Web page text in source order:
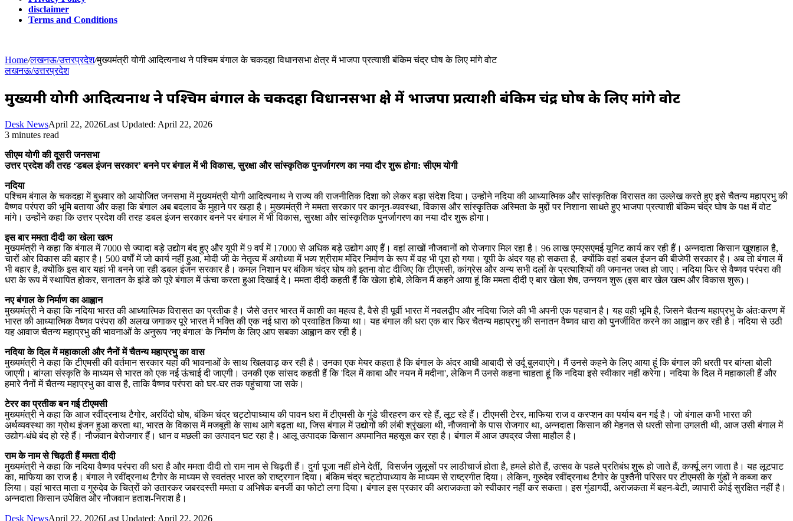
disclaimer
Terms and Conditions
Home/लखनऊ/उत्तरप्रदेश/मुख्यमंत्री योगी आदित्यनाथ ने पश्चिम बंगाल के चकदहा विधानसभा क्षेत्र में भाजपा प्रत्याशी बंकिम चंद्र घोष के लिए मांगे वोट
लखनऊ/उत्तरप्रदेश
मुख्यमंत्री योगी आदित्यनाथ ने पश्चिम बंगाल के चकदहा विधानसभा क्षेत्र में भाजपा प्रत्याशी बंकिम चंद्र घोष के लिए मांगे वोट
Desk NewsApril 22, 2026Last Updated: April 22, 2026
3 minutes read
सीएम योगी की दूसरी जनसभा
उत्तर प्रदेश की तरह ‘डबल इंजन सरकार’ बनने पर बंगाल में भी विकास, सुरक्षा और सांस्कृतिक पुनर्जागरण का नया दौर शुरू होगा: सीएम योगी
नदिया
पश्चिम बंगाल के चकदहा में बुधवार को आयोजित जनसभा में मुख्यमंत्री योगी आदित्यनाथ ने राज्य की राजनीतिक दिशा को लेकर बड़ा संदेश दिया। उन्होंने नदिया की आध्यात्मिक और सांस्कृतिक विरासत का उल्लेख करते हुए इसे चैतन्य महाप्रभु की
वैष्णव परंपरा की भूमि बताया और कहा कि बंगाल अब बदलाव के मुहाने पर खड़ा है। मुख्यमंत्री ने ममता सरकार पर कानून-व्यवस्था, विकास और सांस्कृतिक अस्मिता के मुद्दों पर निशाना साधते हुए भाजपा प्रत्याशी बंकिम चंद्र घोष के पक्ष में वोट
मांगे। उन्होंने कहा कि उत्तर प्रदेश की तरह डबल इंजन सरकार बनने पर बंगाल में भी विकास, सुरक्षा और सांस्कृतिक पुनर्जागरण का नया दौर शुरू होगा।
इस बार ममता दीदी का खेला खत्म
मुख्यमंत्री ने कहा कि बंगाल में 7000 से ज्यादा बड़े उद्योग बंद हुए और यूपी में 9 वर्ष में 17000 से अधिक बड़े उद्योग आए हैं। वहां लाखों नौजवानों को रोजगार मिल रहा है। 96 लाख एमएसएमई यूनिट कार्य कर रही हैं। अन्नदाता किसान खुशहाल है,
चारों ओर विकास की बहार है। 500 वर्षों में जो कार्य नहीं हुआ, मोदी जी के नेतृत्व में अयोध्या में भव्य श्रीराम मंदिर निर्माण के रूप में वह भी पूरा हो गया। यूपी के अंदर यह हो सकता है, क्योंकि वहां डबल इंजन की बीजेपी सरकार है। अब तो बंगाल में
भी बहार है, क्योंकि इस बार यहां भी बनने जा रही डबल इंजन सरकार है। कमल निशान पर बंकिम चंद्र घोष को इतना वोट दीजिए कि टीएमसी, कांग्रेस और अन्य सभी दलों के प्रत्याशियों की जमानत जब्त हो जाए। नदिया फिर से वैष्णव परंपरा की
धरा के रूप में स्थापित होकर, सनातन के झंडे को पूरे बंगाल में ऊंचा करता हुआ दिखाई दे। ममता दीदी कहती हैं कि खेला होबे, लेकिन मैं कहने आया हूं कि ममता दीदी ए बार खेला शेष, उन्नयन शुरू (इस बार खेल खत्म और विकास शुरू)।
नए बंगाल के निर्माण का आह्वान
मुख्यमंत्री ने कहा कि नदिया भारत की आध्यात्मिक विरासत का प्रतीक है। जैसे उत्तर भारत में काशी का महत्व है, वैसे ही पूर्वी भारत में नवलद्वीप और नदिया जिले की भी अपनी एक पहचान है। यह वही भूमि है, जिसने चैतन्य महाप्रभु के अंतःकरण में
भारत की आध्यात्मिक वैष्णव परंपरा की अलख जगाकर पूरे भारत में भक्ति की एक नई धारा को प्रवाहित किया था। यह बंगाल की धरा एक बार फिर चैतन्य महाप्रभु की सनातन वैष्णव धारा को पुनर्जीवित करने का आह्वान कर रही है। नदिया से उठी
यह आवाज चैतन्य महाप्रभु की भावनाओं के अनुरूप 'नए बंगाल' के निर्माण के लिए आप सबका आह्वान कर रही है।
नदिया के दिल में महाकाली और नैनों में चैतन्य महाप्रभु का वास
मुख्यमंत्री ने कहा कि टीएमसी की वर्तमान सरकार यहां की भावनाओं के साथ खिलवाड़ कर रही है। उनका एक मेयर कहता है कि बंगाल के अंदर आधी आबादी से उर्दू बुलवाएंगे। मैं उनसे कहने के लिए आया हूं कि बंगाल की धरती पर बांग्ला बोली
जाएगी। बांग्ला संस्कृति के माध्यम से भारत को एक नई ऊंचाई दी जाएगी। उनकी एक सांसद कहती हैं कि 'दिल में काबा और नयन में मदीना', लेकिन मैं उनसे कहना चाहता हूं कि नदिया इसे स्वीकार नहीं करेगा। नदिया के दिल में महाकाली हैं और
हमारे नैनों में चैतन्य महाप्रभु का वास है, ताकि वैष्णव परंपरा को घर-घर तक पहुंचाया जा सके।
टेरर का प्रतीक बन गई टीएमसी
मुख्यमंत्री ने कहा कि आज रवींद्रनाथ टैगोर, अरविंदो घोष, बंकिम चंद्र चट्टोपाध्याय की पावन धरा में टीएमसी के गुंडे चीरहरण कर रहे हैं, लूट रहे हैं। टीएमसी टेरर, माफिया राज व करप्शन का पर्याय बन गई है। जो बंगाल कभी भारत की
अर्थव्यवस्था का ग्रोथ इंजन हुआ करता था, भारत के विकास में मजबूती के साथ आगे बढ़ता था, जिस बंगाल में उद्योगों की लंबी श्रृंखला थी, नौजवानों के पास रोजगार था, अन्नदाता किसान की मेहनत से धरती सोना उगलती थी, आज उसी बंगाल में
उद्योग-धंधे बंद हो रहे हैं। नौजवान बेरोजगार हैं। धान व मछली का उत्पादन घट रहा है। आलू उत्पादक किसान अपमानित महसूस कर रहा है। बंगाल में आज उपद्रव जैसा माहौल है।
राम के नाम से चिढ़ती हैं ममता दीदी
मुख्यमंत्री ने कहा कि नदिया वैष्णव परंपरा की धरा है और ममता दीदी तो राम नाम से चिढ़ती हैं। दुर्गा पूजा नहीं होने देतीं, विसर्जन जुलूसों पर लाठीचार्ज होता है, हमले होते हैं, उत्सव के पहले प्रतिबंध शुरू हो जाते हैं, कर्फ्यू लग जाता है। यह लूटपाट
का, माफिया का राज है। बंगाल ने रवींद्रनाथ टैगोर के माध्यम से स्वतंत्र भारत को राष्ट्रगान दिया। बंकिम चंद्र चट्टोपाध्याय के माध्यम से राष्ट्रगीत दिया। लेकिन, गुरुदेव रवींद्रनाथ टैगोर के पुश्तैनी परिसर पर टीएमसी के गुंडों ने कब्जा कर
लिया। वहां भारत माता व गुरुदेव के चित्रों को उतारकर जबरदस्ती ममता व अभिषेक बनर्जी का फोटो लगा दिया। बंगाल इस प्रकार की अराजकता को स्वीकार नहीं कर सकता। इस गुंडागर्दी, अराजकता में बहन-बेटी, व्यापारी कोई सुरक्षित नहीं है।
अन्नदाता किसान उपेक्षित और नौजवान हताश-निराश है।
Desk NewsApril 22, 2026Last Updated: April 22, 2026